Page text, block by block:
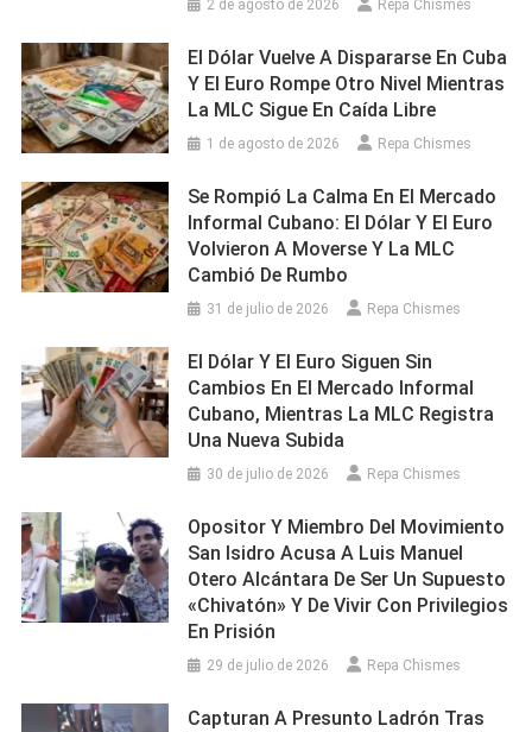
2 de agosto de 2026 Repa Chismes
El Dólar Vuelve A Dispararse En Cuba
Y El Euro Rompe Otro Nivel Mientras
La MLC Sigue En Caída Libre
1 de agosto de 2026 Repa Chismes
Se Rompió La Calma En El Mercado
Informal Cubano: El Dólar Y El Euro
Volvieron A Moverse Y La MLC
Cambió De Rumbo
31 de julio de 2026 Repa Chismes
El Dólar Y El Euro Siguen Sin
Cambios En El Mercado Informal
Cubano, Mientras La MLC Registra
Una Nueva Subida
30 de julio de 2026 Repa Chismes
Opositor Y Miembro Del Movimiento
San Isidro Acusa A Luis Manuel
Otero Alcántara De Ser Un Supuesto
«chivatón» Y De Vivir Con Privilegios
En Prisión
29 de julio de 2026 Repa Chismes
Capturan A Presunto Ladrón Tras